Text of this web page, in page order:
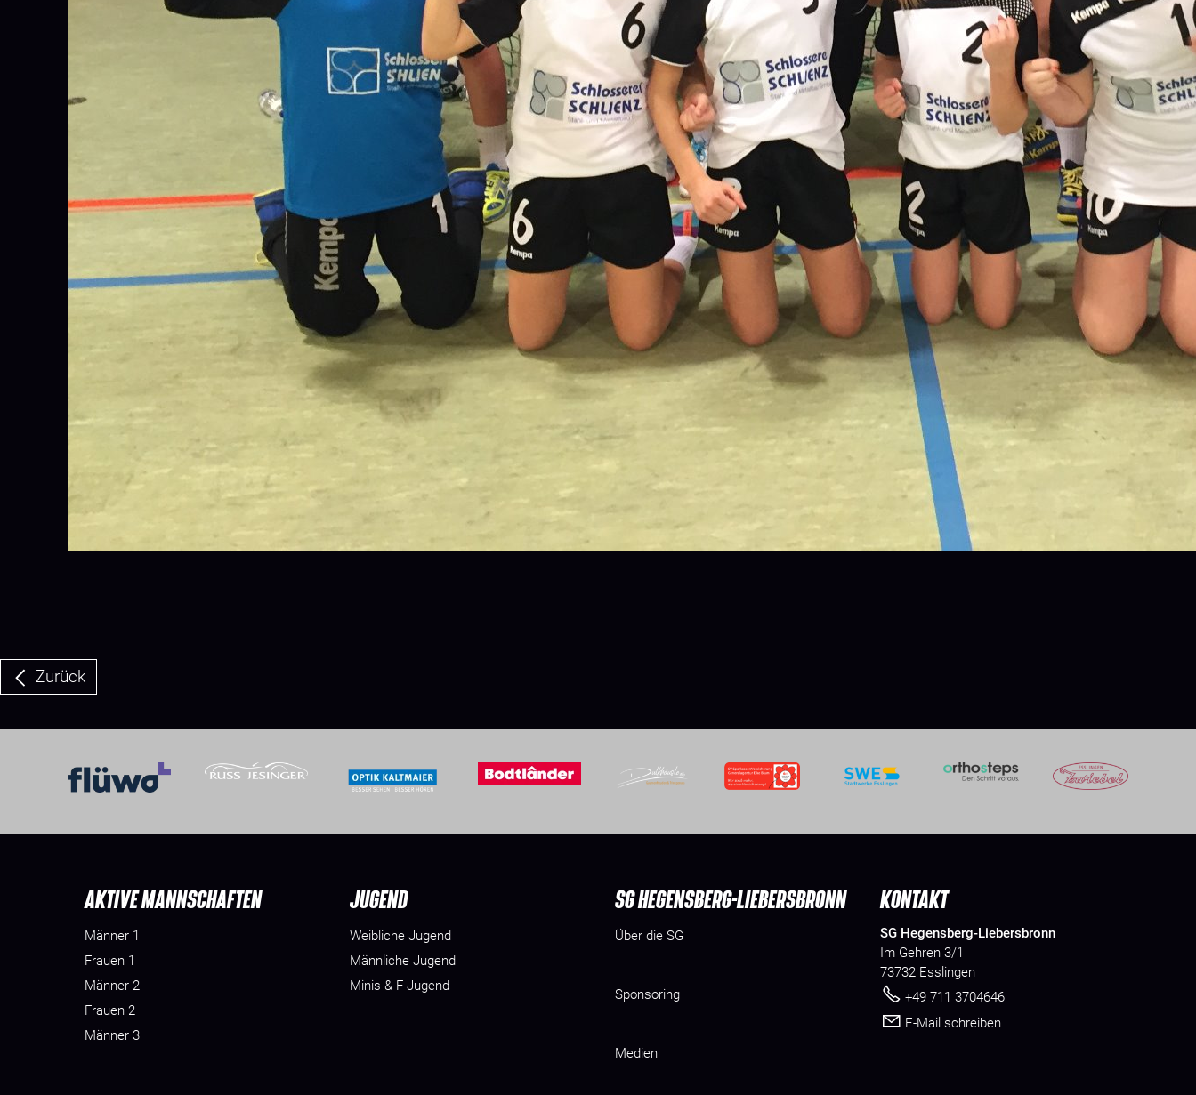
Zurück
AKTIVE MANNSCHAFTEN
Männer 1
Frauen 1
Männer 2
Frauen 2
Männer 3
JUGEND
Weibliche Jugend
Männliche Jugend
Minis & F-Jugend
SG HEGENSBERG-LIEBERSBRONN
Über die SG
Sponsoring
Medien
KONTAKT
SG Hegensberg-Liebersbronn
Im Gehren 3/1
73732 Esslingen
+49 711 3704646
E-Mail schreiben